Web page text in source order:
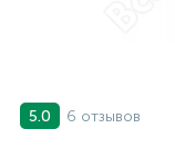
5.0 6 отзывов